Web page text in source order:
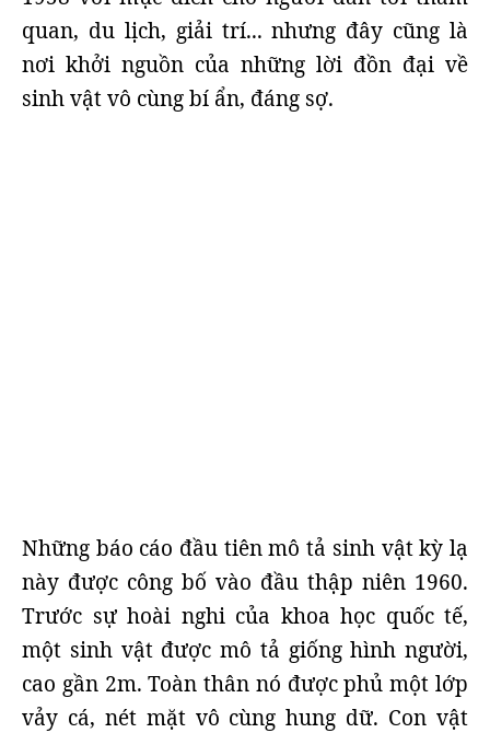
quan, du lịch, giải trí... nhưng đây cũng là
nơi khởi nguồn của những lời đồn đại về
sinh vật vô cùng bí ẩn, đáng sợ.
Những báo cáo đầu tiên mô tả sinh vật kỳ lạ
này được công bố vào đầu thập niên 1960.
Trước sự hoài nghi của khoa học quốc tế,
một sinh vật được mô tả giống hình người,
cao gần 2m. Toàn thân nó được phủ một lớp
vảy cá, nét mặt vô cùng hung dữ. Con vật